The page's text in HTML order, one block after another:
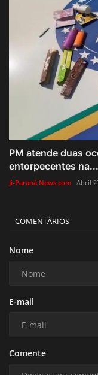
PM atende duas
entorpecentes na...
Ji-Paraná News.com Abril
COMENTÁRIOS
Nome
E-mail
Comente